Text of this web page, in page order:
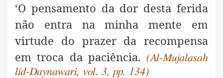
‘O pensamento da dor desta ferida
não entra na minha mente em
virtude do prazer da recompensa
em troca da paciência.
(Al-Mujalasah
lid-Daynawari, vol. 3, pp. 134)